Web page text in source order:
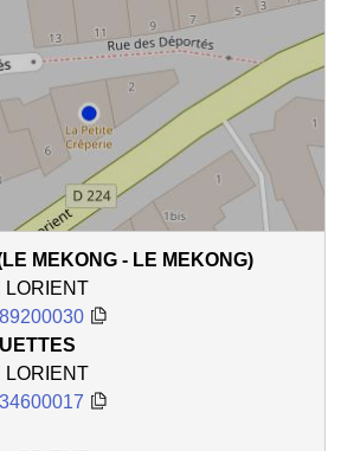
MEKONG - LE MEKONG)
LORIENT
LORIENT